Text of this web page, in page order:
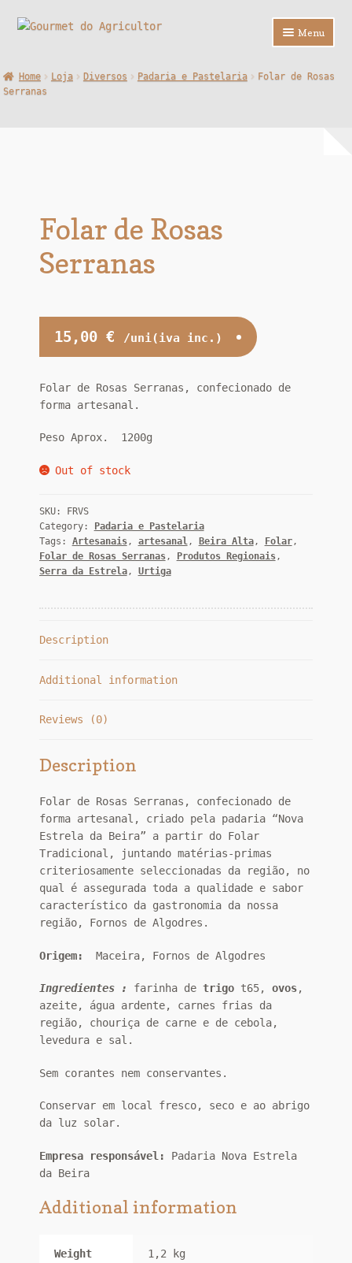
Ir
navegação
Saltar
conteúdo
Menu
Home Loja Diversos Padaria e Pastelaria
Folar de Rosas
Serranas
Folar de Rosas
Serranas
15,00 € /uni(iva inc.)
Folar de Rosas Serranas, confecionado de
forma artesanal.
Peso Aprox. 1200g
Out of stock
SKU:
FRVS
Category:
Padaria e Pastelaria
Tags: Artesanais, artesanal, Beira Alta, Folar,
Folar de Rosas Serranas, Produtos Regionais,
Serra da Estrela, Urtiga
Description
Additional information
Reviews (0)
Description
Folar de Rosas Serranas, confecionado de
forma artesanal, criado pela padaria “Nova
Estrela da Beira” a partir do Folar
Tradicional, juntando matérias-primas
criteriosamente seleccionadas da região, no
qual é assegurada toda a qualidade e sabor
característico da gastronomia da nossa
região, Fornos de Algodres.
Origem: Maceira, Fornos de Algodres
Ingredientes : farinha de trigot65, ovos,
azeite, água ardente, carnes frias da
região, chouriça de carne e de cebola,
levedura e sal.
Sem corantes nem conservantes.
Conservar em local fresco, seco e ao abrigo
da luz solar.
Empresa responsável: Padaria Nova Estrela
da Beira
Additional information
Weight 1,2 kg